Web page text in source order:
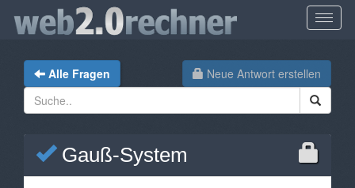
Neue Antwort erstellen
Alle Fragen
Gauß-System